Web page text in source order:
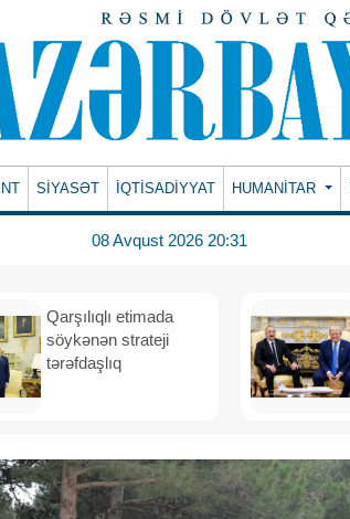
SİYASƏT İQTİSADİYYAT HUMANITAR
08 Avqust 2026 20:31
Qarşılıqlı etimada
söykənən strateji
tərəfdaşlıq